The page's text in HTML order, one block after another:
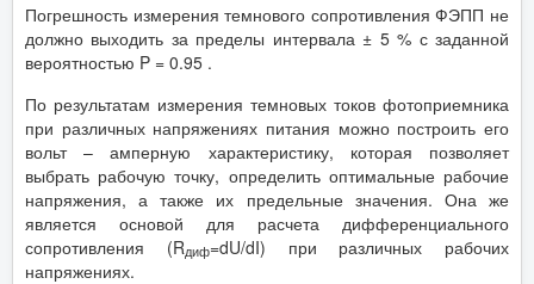
Погрешность измерения темнового сопротивления ФЭПП не
должно выходить за пределы интервала ± 5 % с заданной
вероятностью P = 0.95 .
По результатам измерения темновых токов фотоприемника
при различных напряжениях питания можно построить его
вольт – амперную характеристику, которая позволяет
выбрать рабочую точку, определить оптимальные рабочие
напряжения, а также их предельные значения. Она же
является основой для расчета дифференциального
сопротивления (Rдиф=dU/dI) при различных рабочих
напряжениях.